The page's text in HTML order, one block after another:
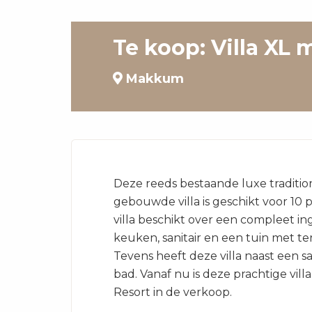
Te koop: Villa XL
Makkum
Deze reeds bestaande luxe
gebouwde villa is geschikt voor 10
villa beschikt over een compleet
keuken, sanitair en een tuin met
Tevens heeft deze villa naast een
bad. Vanaf nu is deze prachtige
Resort in de verkoop.